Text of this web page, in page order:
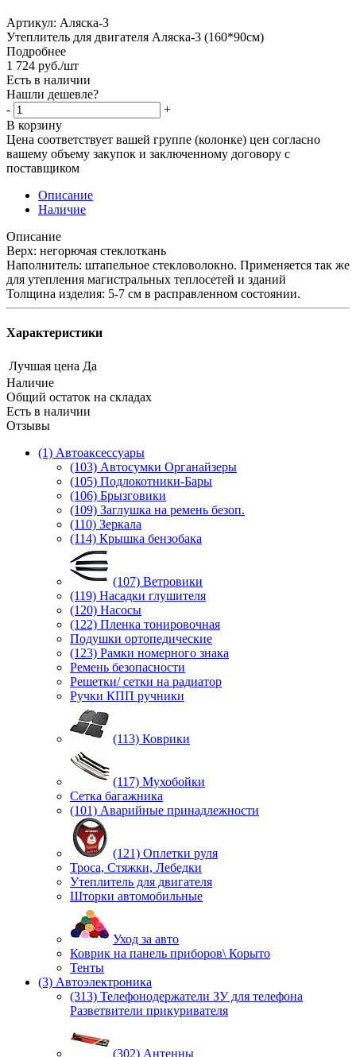
Артикул: Аляска-3
Утеплитель для двигателя Аляска-3 (160*90см)
Подробнее
1 724 руб./шт
Есть в наличии
Нашли дешевле?
-
+
В корзину
Цена соответствует вашей группе (колонке) цен согласно
вашему объему закупок и заключенному договору с
поставщиком
Описание
Наличие
Описание
Верх: негорючая стеклоткань
Наполнитель: штапельное стекловолокно. Применяется так же
для утепления магистральных теплосетей и зданий
Толщина изделия: 5-7 см в расправленном состоянии.
Характеристики
Лучшая цена Да
Наличие
Общий остаток на складах
Есть в наличии
Отзывы
(1) Автоаксессуары
(103) Автосумки Органайзеры
(105) Подлокотники-Бары
(106) Брызговики
(109) Заглушка на ремень безоп.
(110) Зеркала
(114) Крышка бензобака
(107) Ветровики
(119) Насадки глушителя
(120) Насосы
(122) Пленка тонировочная
Подушки ортопедические
(123) Рамки номерного знака
Ремень безопасности
Решетки/ сетки на радиатор
Ручки КПП ручники
(113) Коврики
(117) Мухобойки
Сетка багажника
(101) Аварийные принадлежности
(121) Оплетки руля
Троса, Стяжки, Лебедки
Утеплитель для двигателя
Шторки автомобильные
Уход за авто
Коврик на панель приборов\ Корыто
Тенты
(3) Автоэлектроника
(313) Телефонодержатели ЗУ для телефона
Разветвители прикуривателя
(302) Антенны